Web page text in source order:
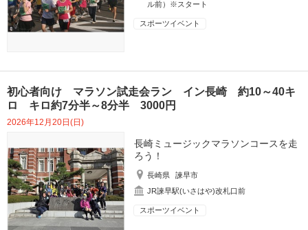
ル前）※スタート
スポーツイベント
初心者向け マラソン試走会ラン イン長崎 約10～40キ
ロ キロ約7分半～8分半 3000円
2026年12月20日(日)
長崎ミュージックマラソンコースを走
ろう！
長崎県
諫早市
JR諫早駅(いさはや)改札口前
スポーツイベント